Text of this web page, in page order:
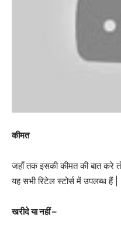
कीमत
जहाँ तक इसकी कीमत की बात
यह सभी रिटेल स्टोर्स में उपलब्ध हैं |
खरीदे या नहीं –